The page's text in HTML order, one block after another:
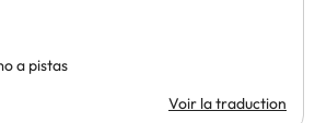
a pistas
Voir la traduction